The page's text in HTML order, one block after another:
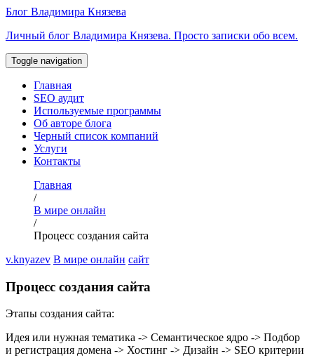
Перейти
содержимому
Блог Владимира Князева
Личный блог Владимира Князева. Просто записки обо всем.
Toggle navigation
Главная
SEO аудит
Используемые программы
Об авторе блога
Черный список компаний
Услуги
Контакты
Главная
/
В мире онлайн
/
Процесс создания сайта
v.knyazev В мире онлайн сайт
Процесс создания сайта
Этапы создания сайта:
Идея или нужная тематика -> Семантическое ядро -> Подбор
и регистрация домена -> Хостинг -> Дизайн -> SEO критерии